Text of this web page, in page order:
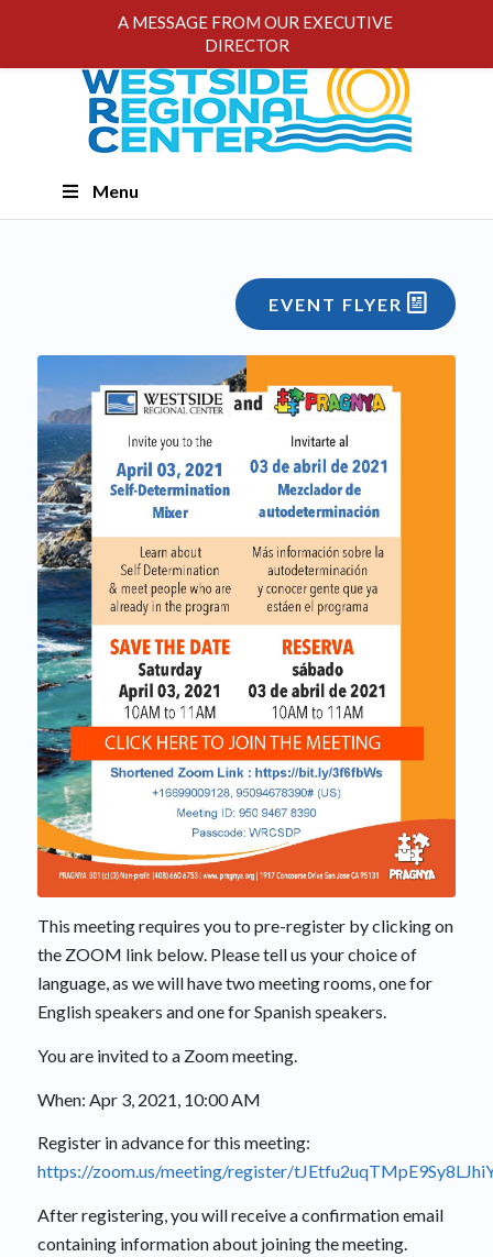
Menu
EVENT FLYER
This meeting requires you to pre-register by clicking on
the ZOOM link below. Please tell us your choice of
language, as we will have two meeting rooms, one for
English speakers and one for Spanish speakers.
You are invited to a Zoom meeting.
When: Apr 3, 2021, 10:00 AM
Register in advance for this meeting:
https://zoom.us/meeting/register/
After registering, you will receive a confirmation email
containing information about joining the meeting.
A MESSAGE FROM OUR EXECUTIVE
DIRECTOR